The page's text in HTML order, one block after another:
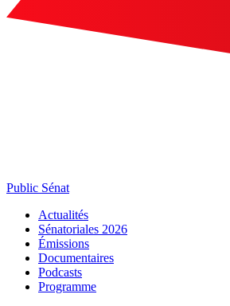
Public Sénat
Actualités
Sénatoriales 2026
Émissions
Documentaires
Podcasts
Programme